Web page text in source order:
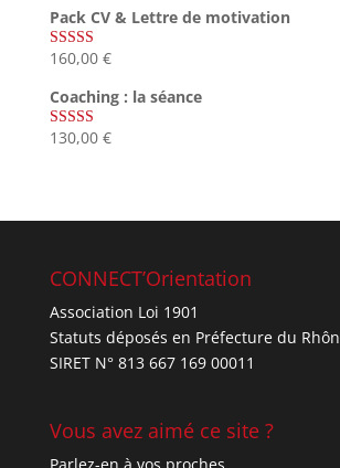
Pack CV & Lettre de motivation
Note5.00
160,00 €
Coaching : la séance
Note4.67
130,00 €
CONNECT’Orientation
Association Loi 1901
Statuts déposés en Préfecture du
SIRET N° 813 667 169 00011
Vous avez aimé ce site ?